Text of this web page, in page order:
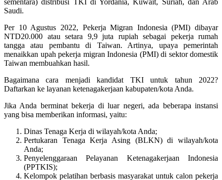
Saudi.
Per 10 Agustus 2022, Pekerja Migran Indonesia (PMI) dibayar
NTD20.000 atau setara 9,9 juta rupiah sebagai pekerja rumah
tangga atau pembantu di Taiwan. Artinya, upaya pemerintah
menaikkan upah pekerja migran Indonesia (PMI) di sektor domestik
Taiwan membuahkan hasil.
Bagaimana cara menjadi kandidat TKI untuk tahun 2022?
Daftarkan ke layanan ketenagakerjaan kabupaten/kota Anda.
Jika Anda berminat bekerja di luar negeri, ada beberapa instansi
yang bisa memberikan informasi, yaitu:
Dinas Tenaga Kerja di wilayah/kota Anda;
Pertukaran Tenaga Kerja Asing (BLKN) di wilayah/kota
Anda;
Penyelenggaraan Pelayanan Ketenagakerjaan Indonesia
(PPTKIS);
Kelompok pelatihan berbasis masyarakat untuk calon pekerja